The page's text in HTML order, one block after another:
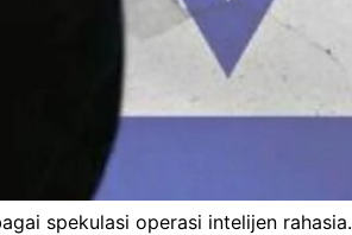
spekulasi operasi intelijen rahasia.